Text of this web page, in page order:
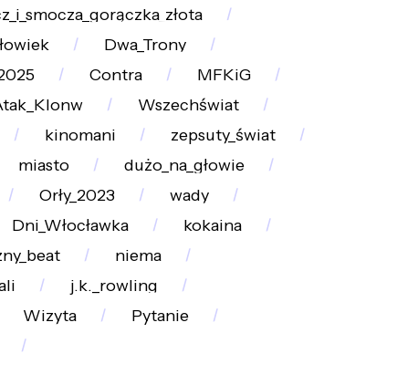
Dwa_Trony
Contra
MFKiG
Wszechświat
kinomani
zepsuty_świat
miasto
dużo_na_głowie
Orły_2023
wady
Dni_Włocławka
kokaina
niema
j.k._rowling
Wizyta
Pytanie